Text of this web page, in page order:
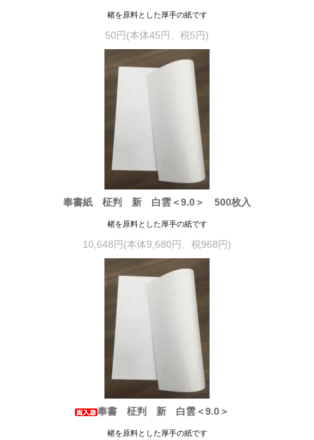
楮を原料とした厚手の紙です
50円(本体45円、税5円)
奉書紙 柾判 新 白雲＜9.0＞ 500枚入
楮を原料とした厚手の紙です
10,648円(本体9,680円、税968円)
奉書 柾判 新 白雲＜9.0＞
楮を原料とした厚手の紙です